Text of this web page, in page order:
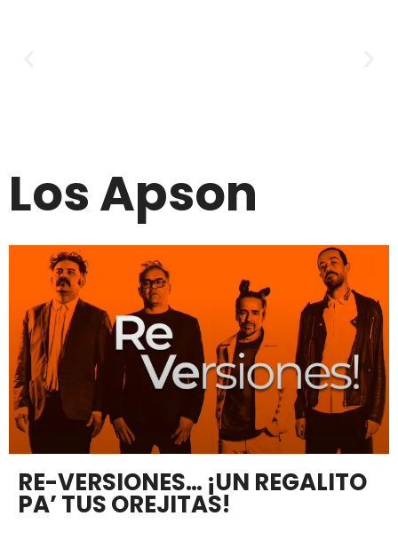
Los Apson
RE-VERSIONES… ¡UN REGALITO
PA’ TUS OREJITAS!